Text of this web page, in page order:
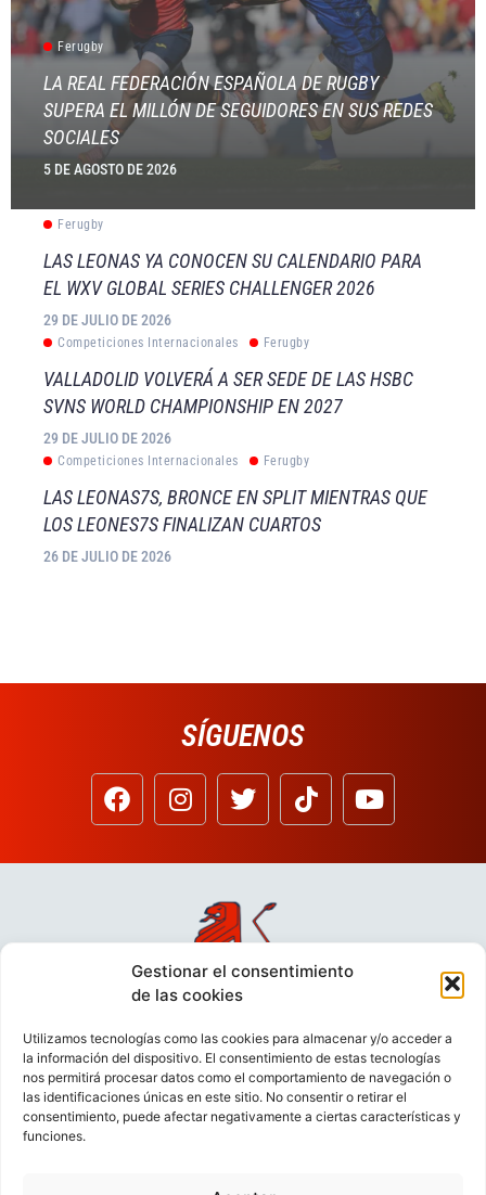
Gestionar el consentimiento
de las cookies
Utilizamos tecnologías como las cookies para almacenar y/o acceder a
la información del dispositivo. El consentimiento de estas tecnologías
nos permitirá procesar datos como el comportamiento de navegación o
las identificaciones únicas en este sitio. No consentir o retirar el
consentimiento, puede afectar negativamente a ciertas características y
funciones.
Ferugby
LA REAL FEDERACIÓN ESPAÑOLA DE RUGBY
SUPERA EL MILLÓN DE SEGUIDORES EN SUS REDES
SOCIALES
5 DE AGOSTO DE 2026
Ferugby
LAS LEONAS YA CONOCEN SU CALENDARIO PARA
EL WXV GLOBAL SERIES CHALLENGER 2026
29 DE JULIO DE 2026
Competiciones Internacionales Ferugby
VALLADOLID VOLVERÁ A SER SEDE DE LAS HSBC
SVNS WORLD CHAMPIONSHIP EN 2027
29 DE JULIO DE 2026
Competiciones Internacionales Ferugby
LAS LEONAS7S, BRONCE EN SPLIT MIENTRAS QUE
LOS LEONES7S FINALIZAN CUARTOS
26 DE JULIO DE 2026
SÍGUENOS